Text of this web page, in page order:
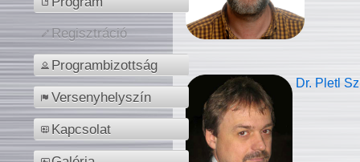
Regisztráció
Programbizottság
Versenyhelyszín
Kapcsolat
Dr. Pletl